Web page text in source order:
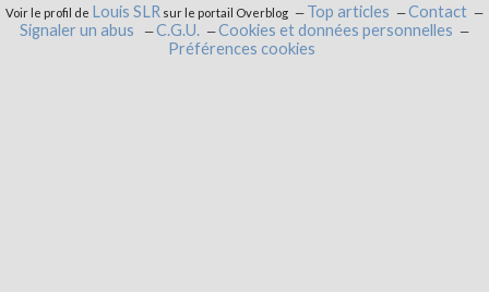
Voir le profil de Louis SLR sur le portail Overblog Top articles
Contact
Signaler un abus
C.G.U.
Cookies et données personnelles
Préférences cookies